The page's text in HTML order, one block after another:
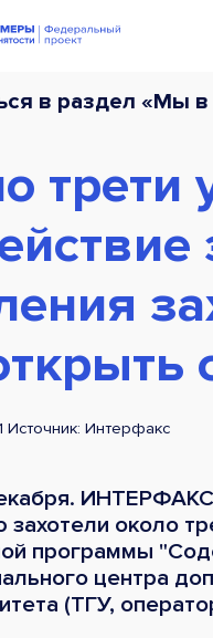
в раздел «Мы
трети
Источник: Интерфакс
захотели около
программы
центра
(ТГУ,